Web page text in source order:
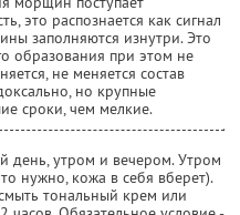
это распознается как сигнал
заполняются изнутри. Это
образования при этом не
не меняется состав
но крупные
сроки, чем мелкие.
день, утром и вечером. Утром
нужно, кожа в себя вберет).
тональный крем или